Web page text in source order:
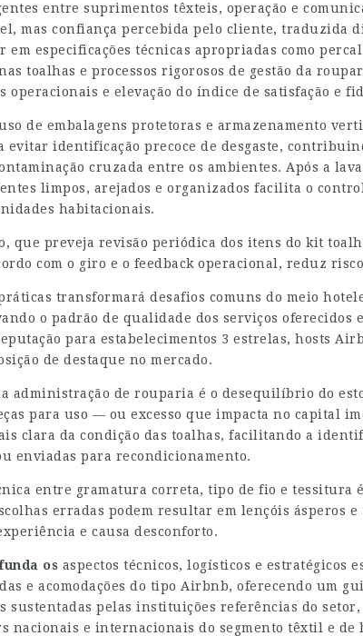
entre suprimentos têxteis, operação e
mas confiança percebida pelo cliente, traduzida
especificações técnicas apropriadas como
toalhas e processos rigorosos de gestão da
operacionais e elevação do índice de satisfação e
de embalagens protetoras e armazenamento
evitar identificação precoce de desgaste,
cruzada entre os ambientes. Após a
limpos, arejados e organizados facilita o
habitacionais.
que preveja revisão periódica dos itens do kit
com o giro e o feedback operacional, reduz
práticas transformará desafios comuns do meio
o padrão de qualidade dos serviços oferecidos
para estabelecimentos 3 estrelas, hosts
de destaque no mercado.
administração de rouparia é o desequilíbrio do
para uso — ou excesso que impacta no capital
clara da condição das toalhas, facilitando a
enviadas para recondicionamento.
entre gramatura correta, tipo de fio e tessitura
erradas podem resultar em lençóis ásperos e
e causa desconforto.
os aspectos técnicos, logísticos e estratégicos
e acomodações do tipo Airbnb, oferecendo um
sustentadas pelas instituições referências do setor,
nacionais e internacionais do segmento têxtil e de